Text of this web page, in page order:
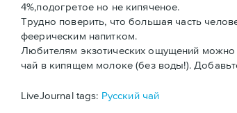
4%,подогретое но не кипяченое.
Трудно поверить, что большая часть
феерическим напитком.
Любителям экзотических ощущений можно
чай в кипящем молоке (без воды!).
LiveJournal tags: Русский чай